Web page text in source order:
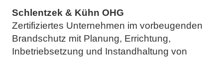
Schlentzek & Kühn OHG
Zertifiziertes Unternehmen im vorbeugenden
Brandschutz mit Planung, Errichtung,
Inbetriebsetzung und Instandhaltung von